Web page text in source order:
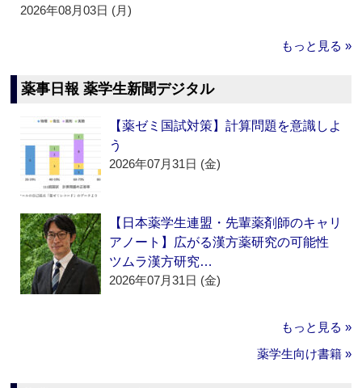
2026年08月03日 (月)
もっと見る »
薬事日報 薬学生新聞デジタル
【薬ゼミ国試対策】計算問題を意識しよ
う
2026年07月31日 (金)
【日本薬学生連盟・先輩薬剤師のキャリ
アノート】広がる漢方薬研究の可能性
ツムラ漢方研究…
2026年07月31日 (金)
もっと見る »
薬学生向け書籍 »